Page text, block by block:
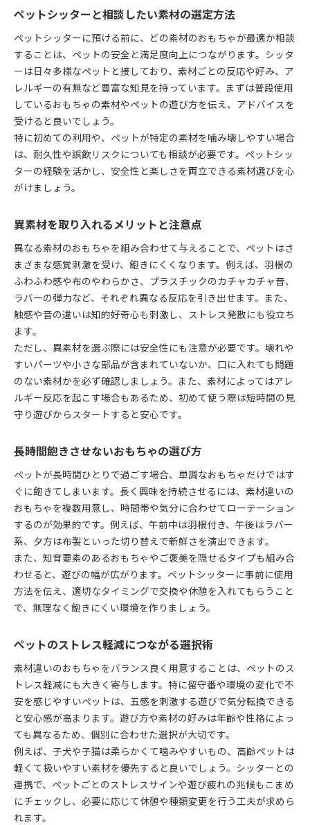
ペットシッターと相談したい素材の選定方法
ペットシッターに預ける前に、どの素材のおもちゃが最適か相談
することは、ペットの安全と満足度向上につながります。シッタ
ーは日々多様なペットと接しており、素材ごとの反応や好み、ア
レルギーの有無など豊富な知見を持っています。まずは普段使用
しているおもちゃの素材やペットの遊び方を伝え、アドバイスを
受けると良いでしょう。
特に初めての利用や、ペットが特定の素材を噛み壊しやすい場合
は、耐久性や誤飲リスクについても相談が必要です。ペットシッ
ターの経験を活かし、安全性と楽しさを両立できる素材選びを心
がけましょう。
異素材を取り入れるメリットと注意点
異なる素材のおもちゃを組み合わせて与えることで、ペットはさ
まざまな感覚刺激を受け、飽きにくくなります。例えば、羽根の
ふわふわ感や布のやわらかさ、プラスチックのカチャカチャ音、
ラバーの弾力など、それぞれ異なる反応を引き出せます。また、
触感や音の違いは知的好奇心も刺激し、ストレス発散にも役立ち
ます。
ただし、異素材を選ぶ際には安全性にも注意が必要です。壊れや
すいパーツや小さな部品が含まれていないか、口に入れても問題
のない素材かを必ず確認しましょう。また、素材によってはアレ
ルギー反応を起こす場合もあるため、初めて使う際は短時間の見
守り遊びからスタートすると安心です。
長時間飽きさせないおもちゃの選び方
ペットが長時間ひとりで過ごす場合、単調なおもちゃだけではす
ぐに飽きてしまいます。長く興味を持続させるには、素材違いの
おもちゃを複数用意し、時間帯や気分に合わせてローテーション
するのが効果的です。例えば、午前中は羽根付き、午後はラバー
系、夕方は布製といった切り替えで新鮮さを演出できます。
また、知育要素のあるおもちゃやご褒美を隠せるタイプも組み合
わせると、遊びの幅が広がります。ペットシッターに事前に使用
方法を伝え、適切なタイミングで交換や休憩を入れてもらうこと
で、無理なく飽きにくい環境を作りましょう。
ペットのストレス軽減につながる選択術
素材違いのおもちゃをバランス良く用意することは、ペットのス
トレス軽減にも大きく寄与します。特に留守番や環境の変化で不
安を感じやすいペットは、五感を刺激する遊びで気分転換できる
と安心感が高まります。遊び方や素材の好みは年齢や性格によっ
ても異なるため、個別に合わせた選択が大切です。
例えば、子犬や子猫は柔らかくて噛みやすいもの、高齢ペットは
軽くて扱いやすい素材を優先すると良いでしょう。シッターとの
連携で、ペットごとのストレスサインや遊び疲れの兆候もこまめ
にチェックし、必要に応じて休憩や種類変更を行う工夫が求めら
れます。